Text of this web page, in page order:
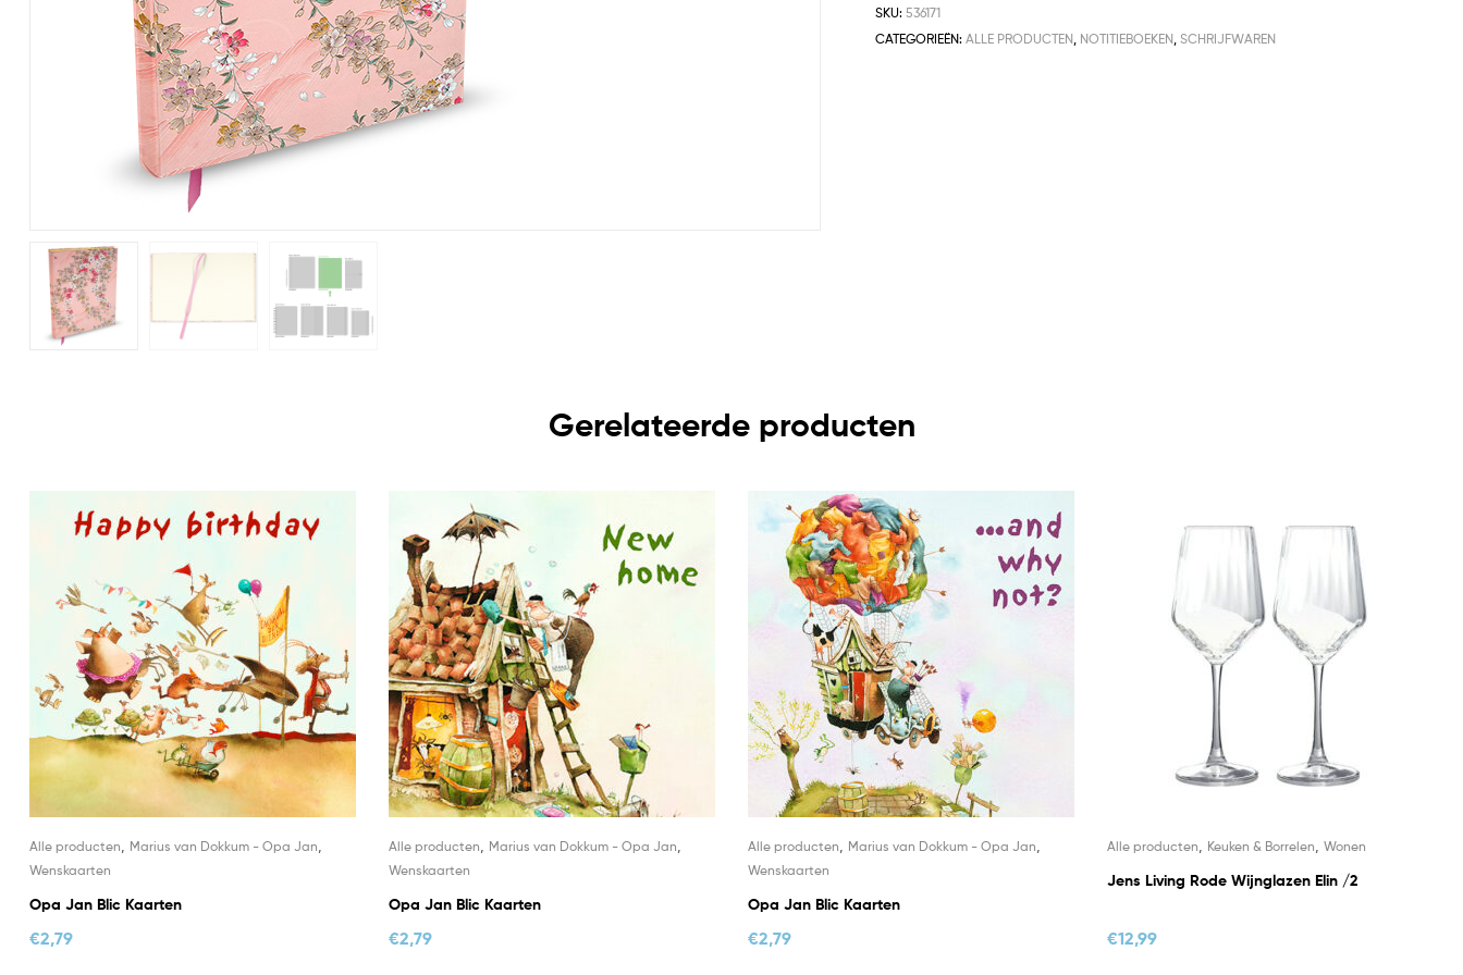
SKU:536171
CATEGORIEËN:ALLE PRODUCTEN NOTITIEBOEKEN ,SCHRIJFWAREN
Gerelateerde producten
Alle producten, Marius van Dokkum - Opa Jan,
Wenskaarten
Opa Jan Blic Kaarten
€2,79
Alle producten, Marius van Dokkum - Opa Jan,
Wenskaarten
Opa Jan Blic Kaarten
€2,79
Alle producten, Marius van Dokkum - Opa Jan,
Wenskaarten
Opa Jan Blic Kaarten
€2,79
Alle producten, Keuken & Borrelen, Wonen
Jens Living Rode Wijnglazen Elin /2
€12,99